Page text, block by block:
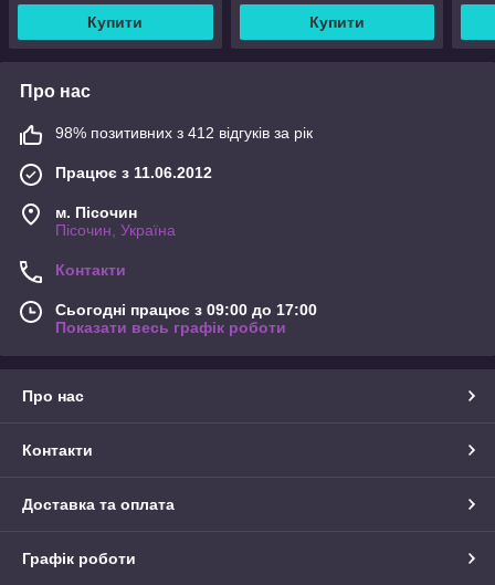
Купити Купити
Про нас
98% позитивних з 412 відгуків за рік
Працює з 11.06.2012
м. Пісочин
Пісочин, Україна
Контакти
Сьогодні працює з 09:00 до 17:00
Показати весь графік роботи
Про нас
Контакти
Доставка та оплата
Графік роботи